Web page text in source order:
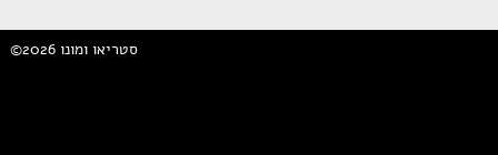
©2026 סטריאו ומונו